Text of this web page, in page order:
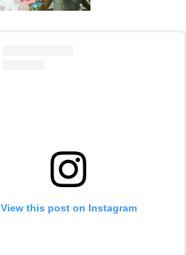
View this post on Instagram